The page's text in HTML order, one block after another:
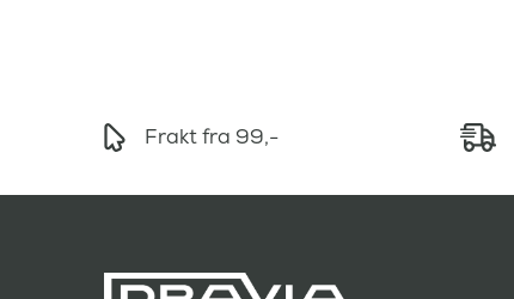
Frakt fra 99,-